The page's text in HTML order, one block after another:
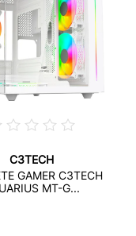
C3TECH
GAMER C3TECH
MT-G...